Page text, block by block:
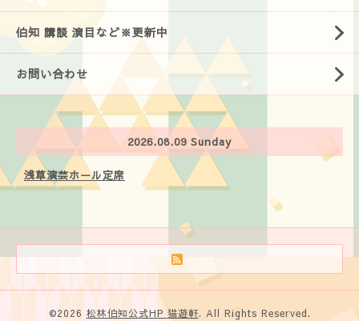
伯知 講談 演目など※更新中
お問い合わせ
2026.08.09 Sunday
浅草演芸ホール定席
©2026 松林伯知公式HP 猫遊軒. All Rights Reserved.